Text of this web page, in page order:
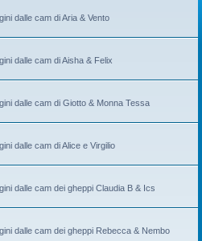
dalle cam di Aria & Vento
dalle cam di Aisha & Felix
dalle cam di Giotto & Monna Tessa
dalle cam di Alice e Virgilio
dalle cam dei gheppi Claudia B & Ics
dalle cam dei gheppi Rebecca & Nembo